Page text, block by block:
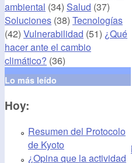
ambiental (34) Salud (37)
Soluciones (38) Tecnologías
(42) Vulnerabilidad (51) ¿Qué
hacer ante el cambio
climático? (36)
Lo más leído
Hoy:
Resumen del Protocolo
de Kyoto
¿Opina que la actividad